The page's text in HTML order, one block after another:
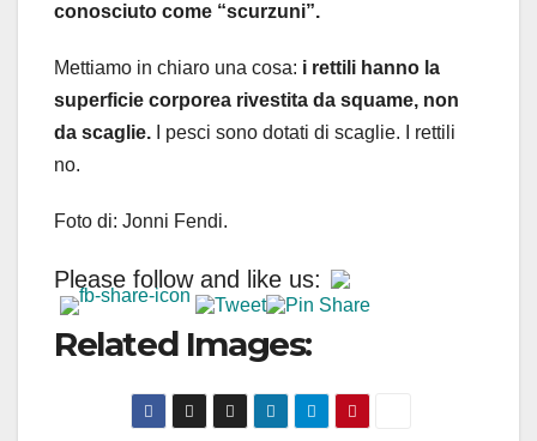
conosciuto come “scurzuni”.
Mettiamo in chiaro una cosa: i rettili hanno la
superficie corporea rivestita da squame, non
da scaglie. I pesci sono dotati di scaglie. I rettili
no.
Foto di: Jonni Fendi.
Please follow and like us:
Related Images: